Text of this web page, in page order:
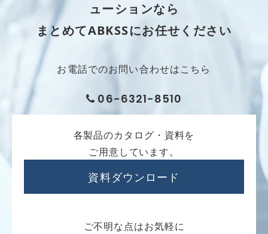
ューションなら
まとめてABKSSにお任せください
お電話でのお問い合わせはこちら
06-6321-8510
各製品のカタログ・資料を
ご用意しています。
資料ダウンロード
ご不明な点はお気軽に